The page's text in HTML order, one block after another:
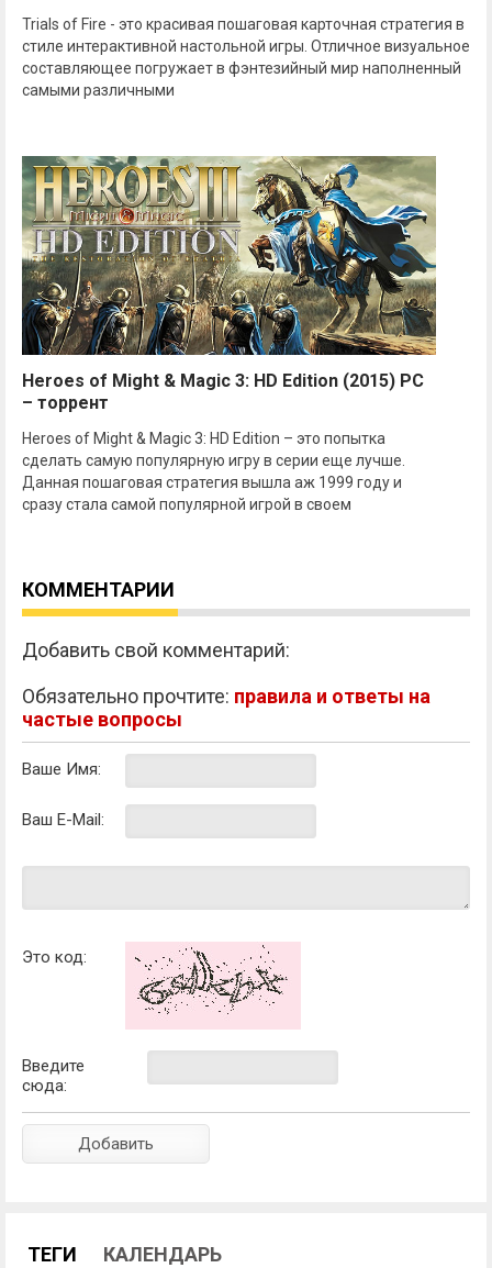
Trials of Fire - это красивая пошаговая карточная стратегия в
стиле интерактивной настольной игры. Отличное визуальное
составляющее погружает в фэнтезийный мир наполненный
самыми различными
Heroes of Might & Magic 3: HD Edition (2015) РС
– торрент
Heroes of Might & Magic 3: HD Edition – это попытка
сделать самую популярную игру в серии еще лучше.
Данная пошаговая стратегия вышла аж 1999 году и
сразу стала самой популярной игрой в своем
КОММЕНТАРИИ
Добавить свой комментарий:
Обязательно прочтите: правила и ответы на
частые вопросы
Ваше Имя:
Ваш E-Mail:
Это код:
Введите
сюда:
ТЕГИ КАЛЕНДАРЬ